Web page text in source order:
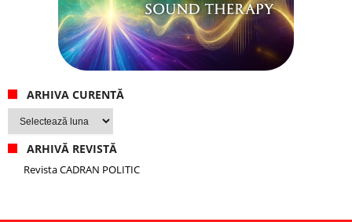
ARHIVA CURENTĂ
Arhiva
ARHIVĂ REVISTĂ
Revista CADRAN POLITIC